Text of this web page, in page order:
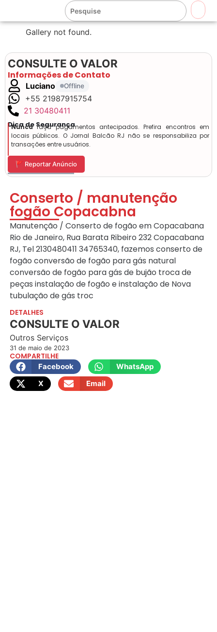
Gallery not found.
CONSULTE O VALOR
Informações de Contato
Luciano Offline
+55 21987915754
21 30480411
Dica de Segurança
Nuncafaça pagamentos antecipados. Prefira encontros em
locais públicos. O Jornal Balcão RJ não se responsabiliza por
transações entre usuários.
🚩 Reportar Anúncio
Conserto / manutenção
fogão Copacabna
Manutenção / Conserto de fogão em Copacabana
Rio de Janeiro, Rua Barata Ribeiro 232 Copacabana
RJ, Tel 2130480411 34765340, fazemos conserto de
fogão conversão de fogão para gás natural
conversão de fogão para gás de bujão troca de
peças instalação de fogão e instalação de Nova
tubulação de gás troc
DETALHES
CONSULTE O VALOR
Outros Serviços
31 de maio de 2023
COMPARTILHE
Facebook
WhatsApp
X
Email